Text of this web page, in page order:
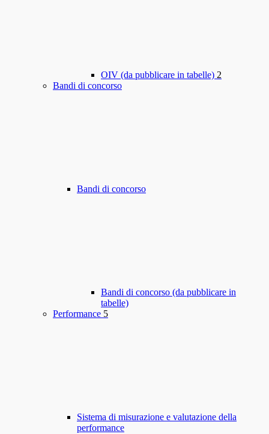
OIV (da pubblicare in tabelle) 2
Bandi di concorso
Bandi di concorso
Bandi di concorso (da pubblicare in
tabelle)
Performance 5
Sistema di misurazione e valutazione della
performance